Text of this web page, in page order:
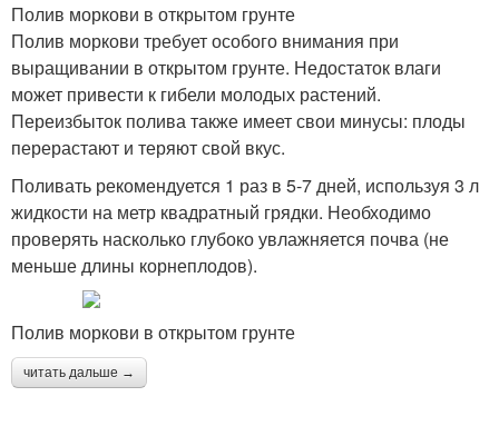
Полив моркови в открытом грунте
Полив моркови требует особого внимания при
выращивании в открытом грунте. Недостаток влаги
может привести к гибели молодых растений.
Переизбыток полива также имеет свои минусы: плоды
перерастают и теряют свой вкус.
Поливать рекомендуется 1 раз в 5-7 дней, используя 3 л
жидкости на метр квадратный грядки. Необходимо
проверять насколько глубоко увлажняется почва (не
меньше длины корнеплодов).
Полив моркови в открытом грунте
читать дальше →